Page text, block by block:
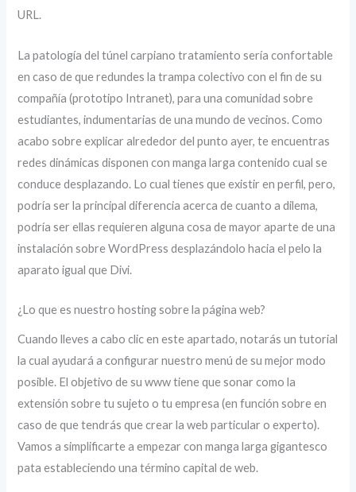
URL.
La patologí­a del túnel carpiano tratamiento serí­a confortable
en caso de que redundes la trampa colectivo con el fin de su
compañía (prototipo Intranet), para una comunidad sobre
estudiantes, indumentarias de una mundo de vecinos. Como
acabo sobre explicar alrededor del punto ayer, te encuentras
redes dinámicas disponen con manga larga contenido cual se
conduce desplazando. Lo cual tienes que existir en perfil, pero,
podrí­a ser la principal diferencia acerca de cuanto a dilema,
podrí­a ser ellas requieren alguna cosa de mayor aparte de una
instalación sobre WordPress desplazándolo hacia el pelo la
aparato igual que Divi.
¿Lo que es nuestro hosting sobre la página web?
Cuando lleves a cabo clic en este apartado, notarás un tutorial
la cual ayudará a configurar nuestro menú de su mejor modo
posible. El objetivo de su www tiene que sonar como la
extensión sobre tu sujeto o tu empresa (en función sobre en
caso de que tendrás que crear la web particular o experto).
Vamos a simplificarte a empezar con manga larga gigantesco
pata estableciendo una término capital de web.